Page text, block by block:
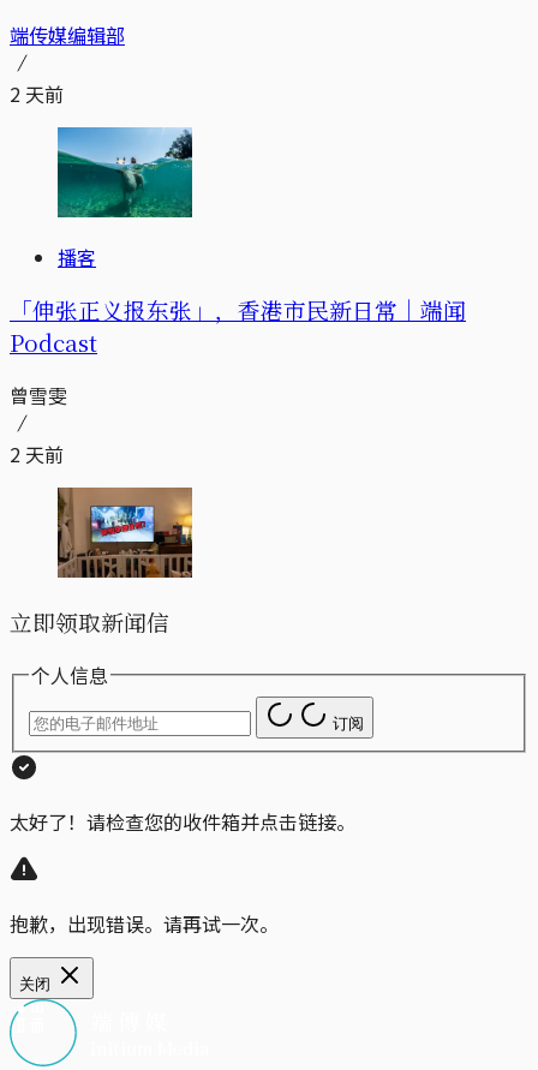
端传媒编辑部
2 天前
播客
「伸张正义报东张」，香港市民新日常｜端闻
Podcast
曾雪雯
2 天前
立即领取新闻信
个人信息
订阅
太好了！请检查您的收件箱并点击链接。
抱歉，出现错误。请再试一次。
关闭